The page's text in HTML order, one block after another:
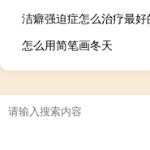
怎么用简笔画冬天